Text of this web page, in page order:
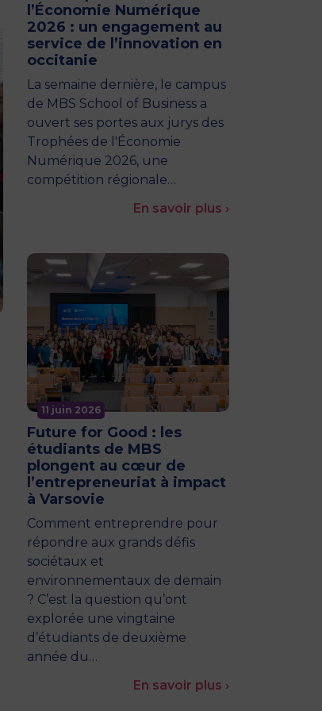
l’Économie Numérique
2026 : un engagement au
service de l’innovation en
occitanie
La semaine dernière, le campus
de MBS School of Business a
ouvert ses portes aux jurys des
Trophées de l'Économie
Numérique 2026, une
compétition régionale…
En savoir plus ›
11 juin 2026
Future for Good : les
étudiants de MBS
plongent au cœur de
l’entrepreneuriat à impact
à Varsovie
Comment entreprendre pour
répondre aux grands défis
sociétaux et
environnementaux de demain
? C’est la question qu’ont
explorée une vingtaine
d’étudiants de deuxième
année du…
En savoir plus ›